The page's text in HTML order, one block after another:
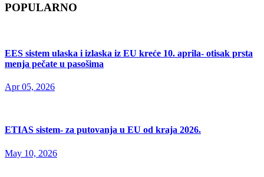
POPULARNO
EES sistem ulaska i izlaska iz EU kreće 10. aprila- otisak prsta
menja pečate u pasošima
Apr 05, 2026
ETIAS sistem- za putovanja u EU od kraja 2026.
May 10, 2026